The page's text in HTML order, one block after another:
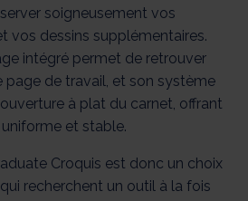
soigneusement vos
vos dessins supplémentaires.
intégré permet de retrouver
page de travail, et son système
à plat du carnet, offrant
et stable.
Croquis est donc un choix
recherchent un outil à la fois